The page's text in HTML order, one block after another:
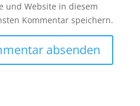
und Website in diesem
Kommentar speichern.